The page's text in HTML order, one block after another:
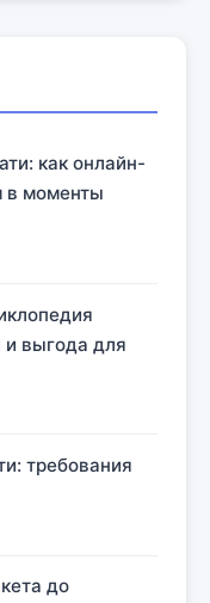
как онлайн-
в моменты
и выгода для
требования
до